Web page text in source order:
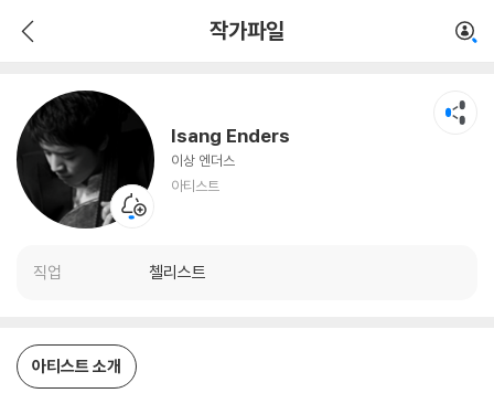
작가파일
Isang Enders
이상 엔더스
아티스트
직업 첼리스트
아티스트 소개